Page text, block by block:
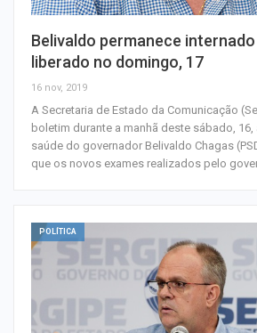
Belivaldo permanece
liberado no domingo, 17
16 nov, 2019
A Secretaria de Estado da Comunicação
boletim durante a manhã deste sábado,
saúde do governador Belivaldo Chagas
que os novos exames realizados pelo
POLÍTICA